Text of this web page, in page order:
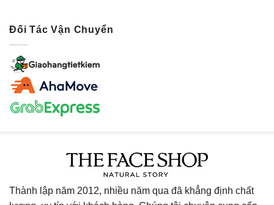
Đối Tác Vận Chuyển
Thành lập năm 2012, nhiều năm qua đã khẳng định chất